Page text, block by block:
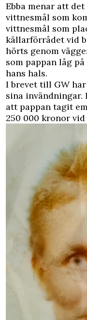
Ebba menar att
vittnesmål som
vittnesmål som
källarförrådet vid
hörts genom
som pappan låg
hans hals.
I brevet till GW
sina invändningar.
att pappan tagit
250 000 kronor